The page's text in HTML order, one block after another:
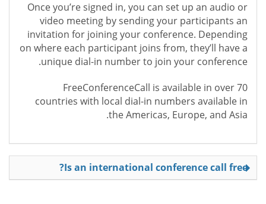
Once you’re signed in, you can set up an audio or
video meeting by sending your participants an
invitation for joining your conference. Depending
on where each participant joins from, they’ll have a
unique dial-in number to join your conference.
FreeConferenceCall is available in over 70
countries with local dial-in numbers available in
the Americas, Europe, and Asia.
Is an international conference call free?